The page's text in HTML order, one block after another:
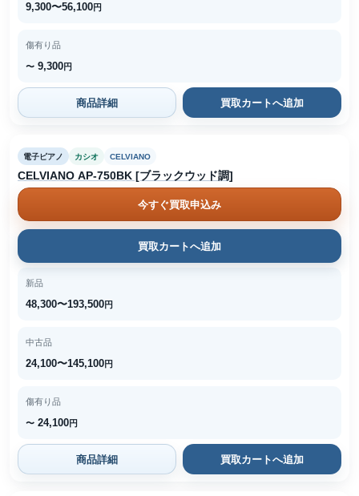
9,300〜56,100円
傷有り品
〜 9,300円
商品詳細 買取カートへ追加
電子ピアノ カシオ CELVIANO
CELVIANO AP-750BK [ブラックウッド調]
今すぐ買取申込み
買取カートへ追加
新品
48,300〜193,500円
中古品
24,100〜145,100円
傷有り品
〜 24,100円
商品詳細 買取カートへ追加